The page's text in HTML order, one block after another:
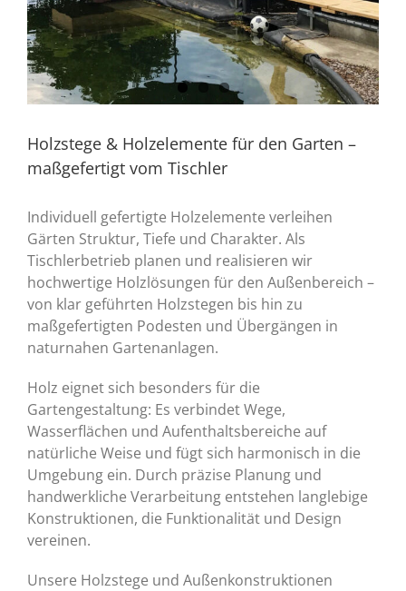
Holzstege & Holzelemente für den Garten –
maßgefertigt vom Tischler
Individuell gefertigte Holzelemente verleihen
Gärten Struktur, Tiefe und Charakter. Als
Tischlerbetrieb planen und realisieren wir
hochwertige Holzlösungen für den Außenbereich –
von klar geführten Holzstegen bis hin zu
maßgefertigten Podesten und Übergängen in
naturnahen Gartenanlagen.
Holz eignet sich besonders für die
Gartengestaltung: Es verbindet Wege,
Wasserflächen und Aufenthaltsbereiche auf
natürliche Weise und fügt sich harmonisch in die
Umgebung ein. Durch präzise Planung und
handwerkliche Verarbeitung entstehen langlebige
Konstruktionen, die Funktionalität und Design
vereinen.
Unsere Holzstege und Außenkonstruktionen